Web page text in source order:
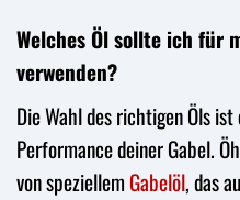
Welches Öl sollte ich für
verwenden?
Die Wahl des richtigen Öls
Performance deiner Gabel.
von speziellem Gabelöl, das